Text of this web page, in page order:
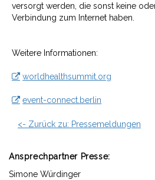
versorgt werden, die sonst keine
Verbindung zum Internet haben.
Weitere Informationen:
worldhealthsummit.org
event-connect.berlin
<- Zurück zu: Pressemeldungen
Ansprechpartner Presse:
Simone Würdinger